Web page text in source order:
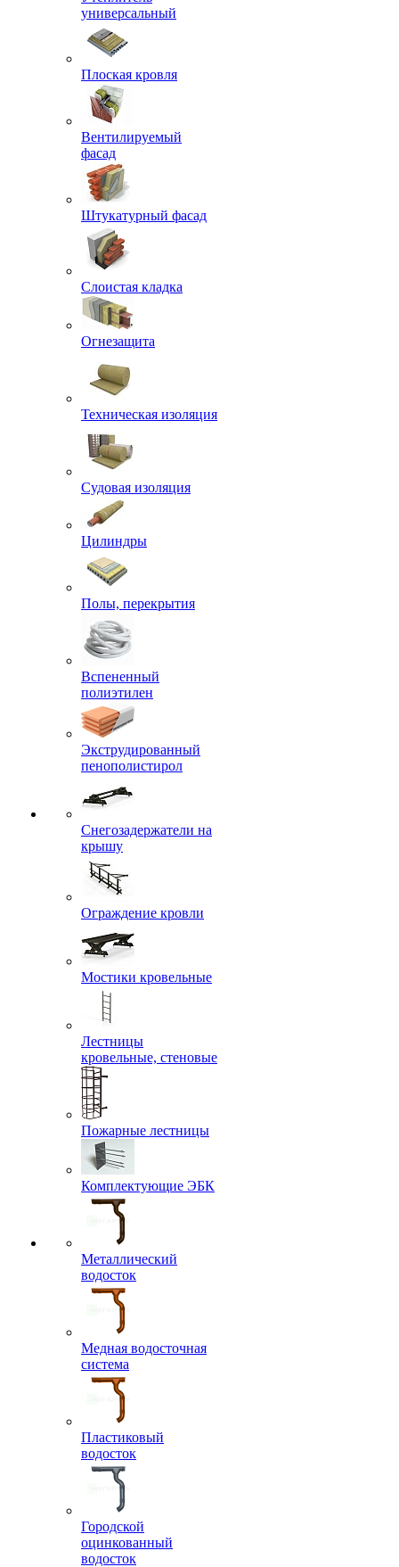
универсальный
Плоская кровля
Вентилируемый
фасад
Штукатурный фасад
Слоистая кладка
Огнезащита
Техническая изоляция
Судовая изоляция
Цилиндры
Полы, перекрытия
Вспененный
полиэтилен
Экструдированный
пенополистирол
Снегозадержатели на
крышу
Ограждение кровли
Мостики кровельные
Лестницы
кровельные, стеновые
Пожарные лестницы
Комплектующие ЭБК
Металлический
водосток
Медная водосточная
система
Пластиковый
водосток
Городской
оцинкованный
водосток